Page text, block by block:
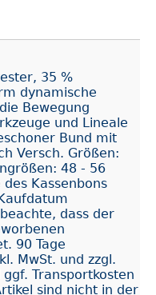
35 %
dynamische
Bewegung
und Lineale
Bund mit
Versch. Größen:
48 - 56
Kassenbons
dass der
90 Tage
MwSt. und zzgl.
Transportkosten
sind nicht in der